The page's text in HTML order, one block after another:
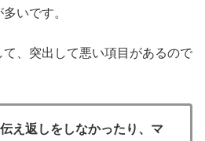
いです。
、突出して悪い項目があるので
え返しをしなかったり、マ